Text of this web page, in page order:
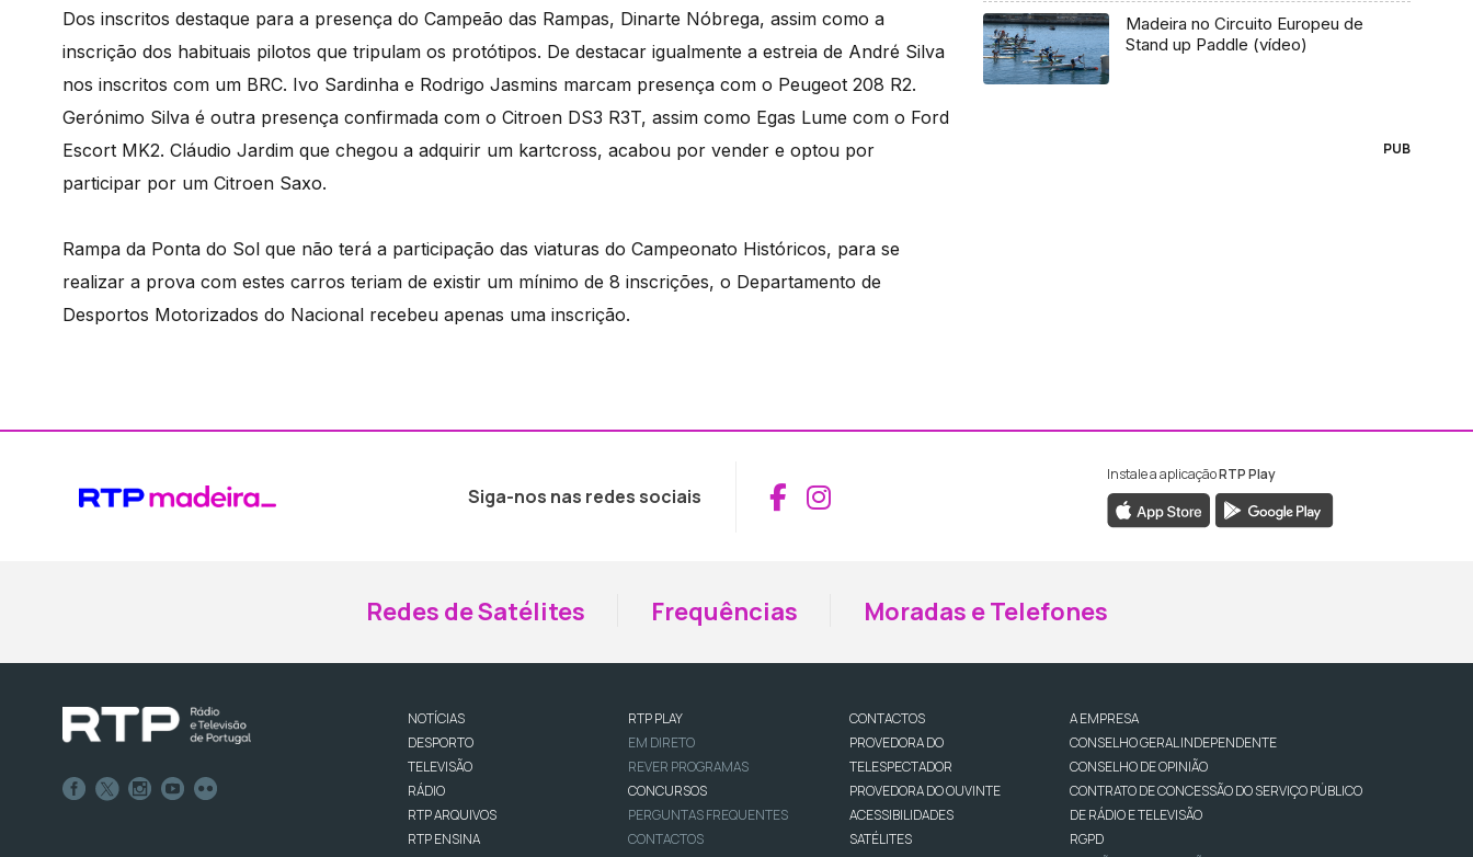
Dos inscritos destaque para a presença do Campeão das Rampas, Dinarte Nóbrega, assim como a
inscrição dos habituais pilotos que tripulam os protótipos. De destacar igualmente a estreia de André Silva
nos inscritos com um BRC. Ivo Sardinha e Rodrigo Jasmins marcam presença com o Peugeot 208 R2.
Gerónimo Silva é outra presença confirmada com o Citroen DS3 R3T, assim como Egas Lume com o Ford
Escort MK2. Cláudio Jardim que chegou a adquirir um kartcross, acabou por vender e optou por
participar por um Citroen Saxo.
Rampa da Ponta do Sol que não terá a participação das viaturas do Campeonato Históricos, para se
realizar a prova com estes carros teriam de existir um mínimo de 8 inscrições, o Departamento de
Desportos Motorizados do Nacional recebeu apenas uma inscrição.
Madeira no Circuito Europeu de
Stand up Paddle (vídeo)
PUB
Siga-nos nas redes sociais Aceder ao Facebook da RTP Madeira
Aceder ao Instagram da RTP Madeira
Instale a aplicaçãoRTP Play
Redes de Satélites Frequências Moradas e Telefones
NOTÍCIAS
DESPORTO
TELEVISÃO
RÁDIO
RTP ARQUIVOS
RTP ENSINA
RTP PLAY
EM DIRETO
REVER PROGRAMAS
CONCURSOS
PERGUNTAS FREQUENTES
CONTACTOS
CONTACTOS
PROVEDORA DO
TELESPECTADOR
PROVEDORA DO OUVINTE
ACESSIBILIDADES
SATÉLITES
A EMPRESA
CONSELHO GERAL INDEPENDENTE
CONSELHO DE OPINIÃO
CONTRATO DE CONCESSÃO DO SERVIÇO PÚBLICO
DE RÁDIO E TELEVISÃO
RGPD